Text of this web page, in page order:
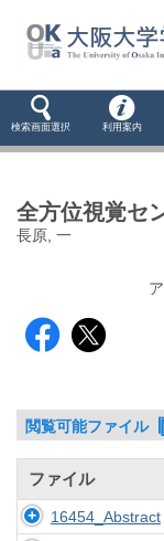
検索画面選択 利用案内
全方位視覚セ
長原, 一
閲覧可能ファイル
ファイル
16454_Abstract